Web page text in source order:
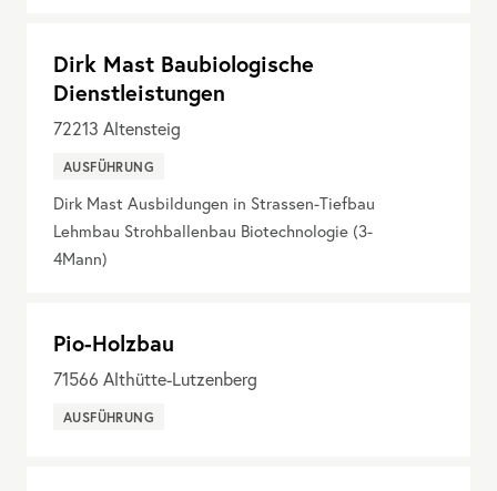
Dirk Mast Baubiologische
Dienstleistungen
72213 Altensteig
AUSFÜHRUNG
Dirk Mast Ausbildungen in Strassen-Tiefbau
Lehmbau Strohballenbau Biotechnologie (3-
4Mann)
Pio-Holzbau
71566 Althütte-Lutzenberg
AUSFÜHRUNG